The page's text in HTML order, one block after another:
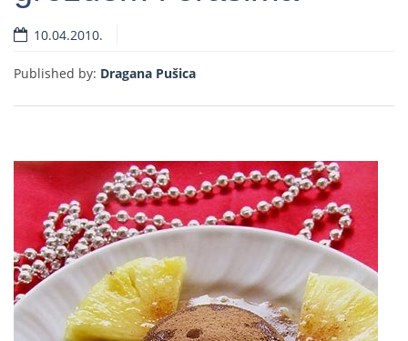
10.04.2010.
Published by: Dragana Pušica